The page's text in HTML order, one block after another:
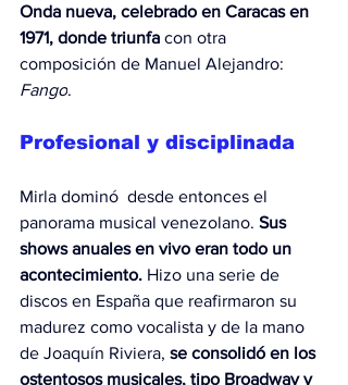
Onda nueva, celebrado en Caracas en
1971, donde triunfa con otra
composición de Manuel Alejandro:
Fango.
Profesional y disciplinada
Mirla dominó  desde entonces el
panorama musical venezolano. Sus
shows anuales en vivo eran todo un
acontecimiento. Hizo una serie de
discos en España que reafirmaron su
madurez como vocalista y de la mano
de Joaquín Riviera, se consolidó en los
ostentosos musicales, tipo Broadway y